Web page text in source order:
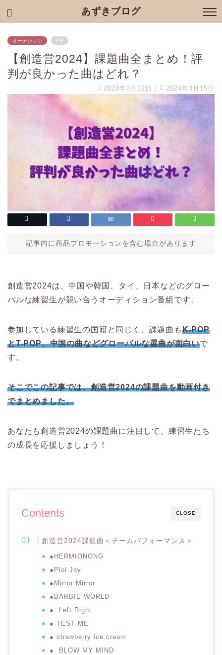
あずきブログ
オーデション PR
【創造営2024】課題曲全まとめ！評
判が良かった曲はどれ？
2024年3月12日 / 2024年3月15日
記事内に商品プロモーションを含む場合があります
創造営2024は、中国や韓国、タイ、日本などのグロー
バルな練習生が競い合うオーディション番組です。
参加している練習生の国籍と同じく、課題曲もK-POP
とT-POP、中国の曲などグローバルな選曲が面白いで
す。
そこでこの記事では、創造営2024の課題曲を動画付き
でまとめました。
あなたも創造営2024の課題曲に注目して、練習生たち
の成長を応援しましょう！
CLOSE
Contents
創造営2024課題曲＜チームパフォーマンス＞
●HERMIONONG
●Ploi Joy
●Mirror Mirror
●BARBIE WORLD
● Left Right
● TEST ME
● strawberry ice cream
● BLOW MY MIND